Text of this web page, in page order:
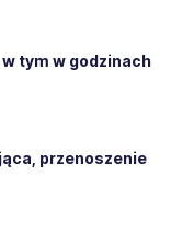
tym w godzinach
przenoszenie